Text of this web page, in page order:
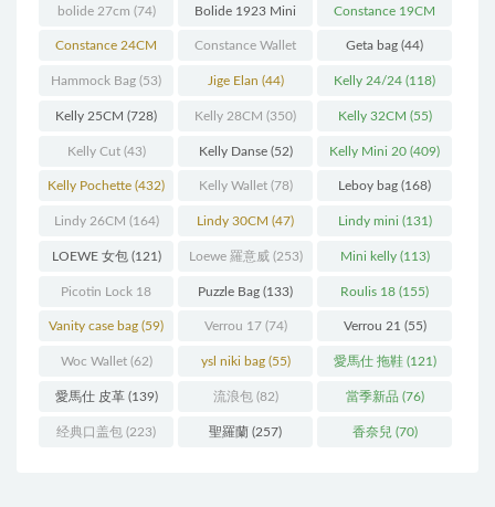
bolide 27cm (74) Bolide 1923 Mini
(93)
Constance 19CM
(571)
Constance 24CM
(216)
Constance Wallet
(60)
Geta bag (44)
Hammock Bag (53) Jige Elan (44) Kelly 24/24 (118)
Kelly 25CM (728) Kelly 28CM (350) Kelly 32CM (55)
Kelly Cut(43) Kelly Danse(52) Kelly Mini 20 (409)
Kelly Pochette (432) Kelly Wallet(78) Leboy bag (168)
Lindy 26CM (164) Lindy 30CM (47) Lindy mini (131)
LOEWE 女包(121) Loewe 羅意威(253) Mini kelly(113)
Picotin Lock 18
(202)
Puzzle Bag (133) Roulis 18 (155)
Vanity case bag (59) Verrou 17(74) Verrou 21 (55)
Woc Wallet(62) ysl niki bag(55) 愛馬仕 拖鞋(121)
愛馬仕 皮革(139) 流浪包(82) 當季新品 (76)
经典口盖包 (223) 聖羅蘭 (257) 香奈兒 (70)